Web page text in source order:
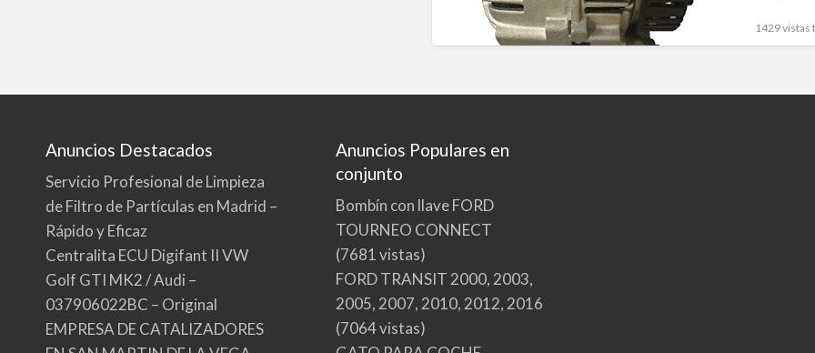
2542354
A13VI195
LRA02100
439224,
1429 vistas
Anuncios Destacados
Servicio Profesional de Limpieza
de Filtro de Partículas en Madrid –
Rápido y Eficaz
Centralita ECU Digifant II VW
Golf GTI MK2 / Audi –
037906022BC – Original
EMPRESA DE CATALIZADORES
Anuncios Populares en
conjunto
Bombín con llave FORD
TOURNEO CONNECT
(7681 vistas)
FORD TRANSIT 2000, 2003,
2005, 2007, 2010, 2012, 2016
(7064 vistas)